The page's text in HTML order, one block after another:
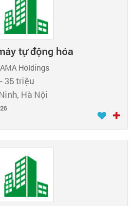
tự động hóa
Holdings
35 triệu
Hà Nội